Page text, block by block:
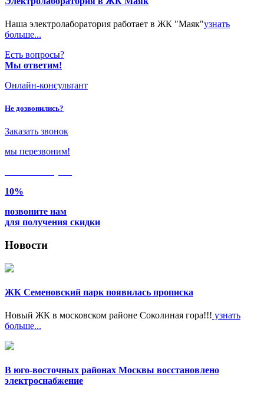
Наша электролаборатория работает в ЖК "Маяк"узнать
больше...
Есть вопросы?
Мы ответим!
Онлайн-консультант
Не дозвонились?
Заказать звонок
мы перезвоним!
10%
позвоните нам
для получения скидки
Новости
ЖК Семеновский парк появилась прописка
Новый ЖК в московском районе Соколиная гора!!! узнать
больше...
В юго-восточных районах Москвы восстановлено
электроснабжение